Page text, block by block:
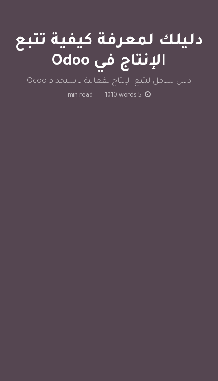
دليلك لمعرفة كيفية تتبع
الإنتاج في Odoo
دليل شامل لتتبع الإنتاج بفعالية باستخدام Odoo
5
min read · 1010 words